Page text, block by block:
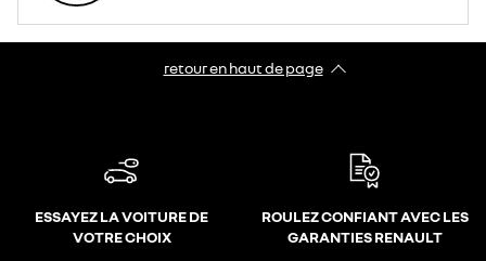
retour en haut de page​
ESSAYEZ LA VOITURE DE
VOTRE CHOIX
ROULEZ CONFIANT AVEC LES
GARANTIES RENAULT